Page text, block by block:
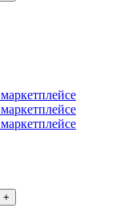
+